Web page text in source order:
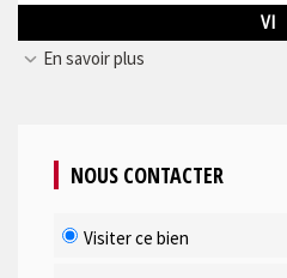
VI
En savoir plus
NOUS CONTACTER
Visiter ce bien